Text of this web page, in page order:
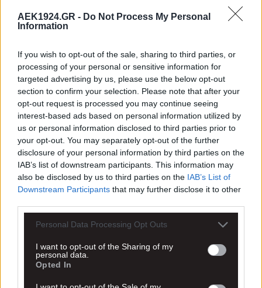
AEK1924.GR - Do Not Process My Personal
Information
If you wish to opt-out of the sale, sharing to third parties, or
processing of your personal or sensitive information for
targeted advertising by us, please use the below opt-out
section to confirm your selection. Please note that after your
opt-out request is processed you may continue seeing
interest-based ads based on personal information utilized by
us or personal information disclosed to third parties prior to
your opt-out. You may separately opt-out of the further
disclosure of your personal information by third parties on the
IAB’s list of downstream participants. This information may
also be disclosed by us to third parties on the IAB’s List of
Downstream Participants that may further disclose it to other
Personal Data Processing Opt Outs
I want to opt-out of the Sharing of my
personal data.
Opted In